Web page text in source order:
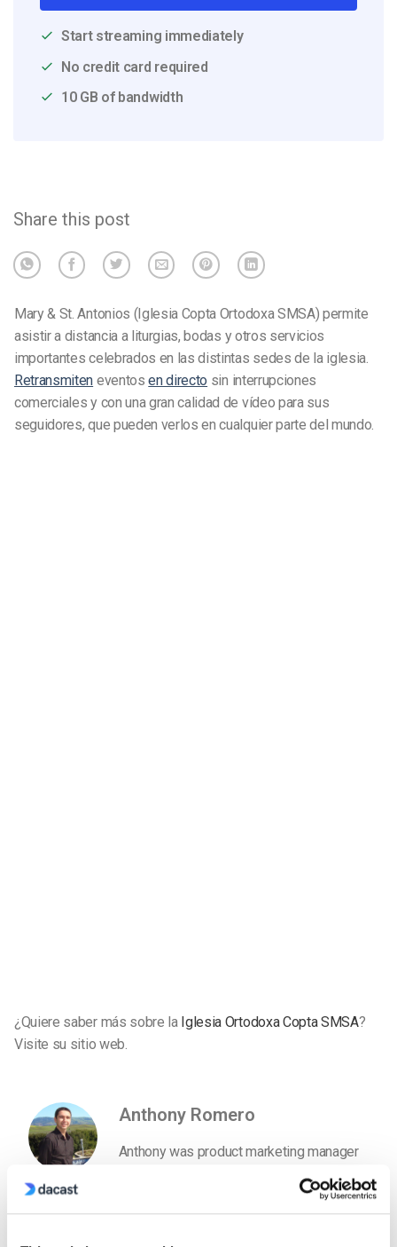
Start streaming immediately
No credit card required
10 GB of bandwidth
Share this post
Mary & St. Antonios (Iglesia Copta Ortodoxa SMSA) permite
asistir a distancia a liturgias, bodas y otros servicios
importantes celebrados en las distintas sedes de la iglesia.
Retransmiten eventosen directo sin interrupciones
comerciales y con una gran calidad de vídeo para sus
seguidores, que pueden verlos en cualquier parte del mundo.
¿Quiere saber más sobre la Iglesia Ortodoxa Copta SMSA?
Visite su sitio web.
Anthony Romero
Anthony was product marketing manager
streaming industry and is now working
with our friends at IBM Cloud Video.